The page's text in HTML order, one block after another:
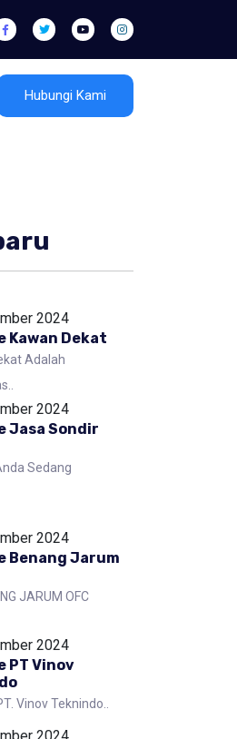
Hubungi Kami
2024
Kawan Dekat
Adalah
2024
Jasa Sondir
Sedang
2024
Benang Jarum
JARUM OFC
2024
PT Vinov
Vinov Teknindo..